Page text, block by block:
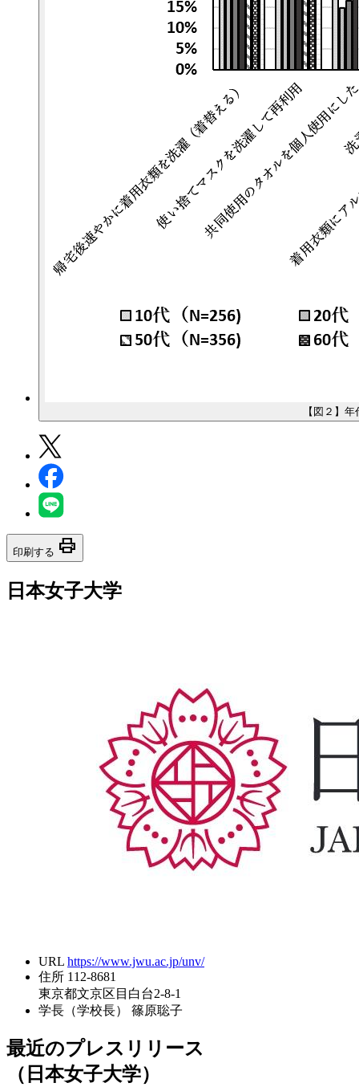
【図２】
印刷する print
日本女子大学
URL https://www.jwu.ac.jp/unv/
住所 112-8681
東京都文京区目白台2-8-1
学長（学校長）
篠原聡子
最近のプレスリリース
（日本女子大学）